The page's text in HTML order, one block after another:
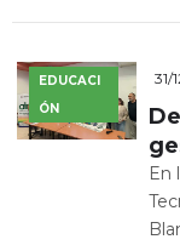
EDUCACI
ÓN
31/
En